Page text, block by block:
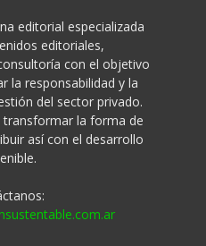
editorial especializada
editoriales,
con el objetivo
la responsabilidad y la
del sector privado.
la forma de
así con el desarrollo